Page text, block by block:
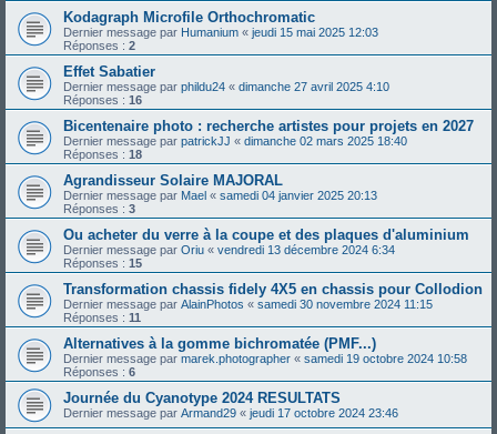
Kodagraph Microfile Orthochromatic
Dernier message par Humanium « jeudi 15 mai 2025 12:03
Réponses : 2
Effet Sabatier
Dernier message par phildu24 « dimanche 27 avril 2025 4:10
Réponses : 16
Bicentenaire photo : recherche artistes pour projets en 2027
Dernier message par patrickJJ « dimanche 02 mars 2025 18:40
Réponses : 18
Agrandisseur Solaire MAJORAL
Dernier message par Mael « samedi 04 janvier 2025 20:13
Réponses : 3
Ou acheter du verre à la coupe et des plaques d'aluminium
Dernier message par Oriu « vendredi 13 décembre 2024 6:34
Réponses : 15
Transformation chassis fidely 4X5 en chassis pour Collodion
Dernier message par AlainPhotos « samedi 30 novembre 2024 11:15
Réponses : 11
Alternatives à la gomme bichromatée (PMF...)
Dernier message par marek.photographer « samedi 19 octobre 2024 10:58
Réponses : 6
Journée du Cyanotype 2024 RESULTATS
Dernier message par Armand29 « jeudi 17 octobre 2024 23:46